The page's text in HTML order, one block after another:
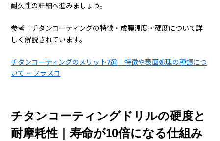
耐久性の詳細へ進みましょう。
参考：チタンコーティングの特徴・成膜温度・硬度について詳
しく解説されています。
チタンコーティングのメリット7選｜特徴や表面処理の種類につ
いて – フラスコ
チタンコーティングドリルの硬度と
耐摩耗性｜寿命が10倍になる仕組み